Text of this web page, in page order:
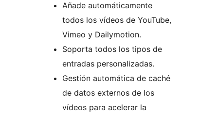
Añade automáticamente
todos los vídeos de YouTube,
Vimeo y Dailymotion.
Soporta todos los tipos de
entradas personalizadas.
Gestión automática de caché
de datos externos de los
vídeos para acelerar la